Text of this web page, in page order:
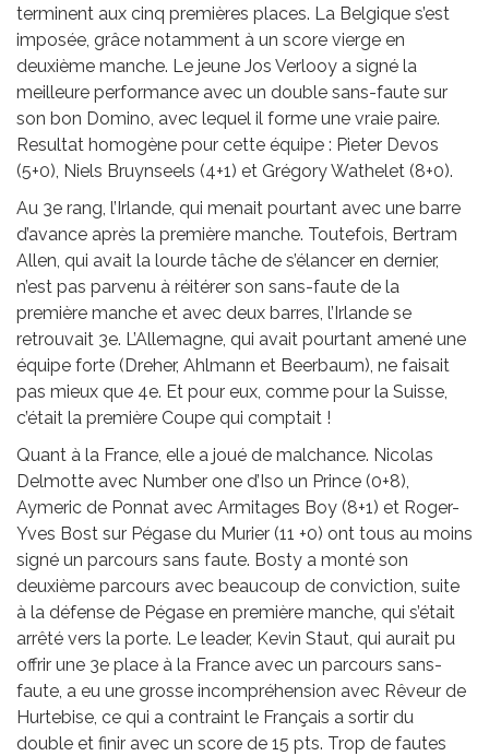
terminent aux cinq premières places. La Belgique s’est
imposée, grâce notamment à un score vierge en
deuxième manche. Le jeune Jos Verlooy a signé la
meilleure performance avec un double sans-faute sur
son bon Domino, avec lequel il forme une vraie paire.
Resultat homogène pour cette équipe : Pieter Devos
(5+0), Niels Bruynseels (4+1) et Grégory Wathelet (8+0).
Au 3e rang, l’Irlande, qui menait pourtant avec une barre
d’avance après la première manche. Toutefois, Bertram
Allen, qui avait la lourde tâche de s’élancer en dernier,
n’est pas parvenu à réitérer son sans-faute de la
première manche et avec deux barres, l’Irlande se
retrouvait 3e. L’Allemagne, qui avait pourtant amené une
équipe forte (Dreher, Ahlmann et Beerbaum), ne faisait
pas mieux que 4e. Et pour eux, comme pour la Suisse,
c’était la première Coupe qui comptait !
Quant à la France, elle a joué de malchance. Nicolas
Delmotte avec Number one d’Iso un Prince (0+8),
Aymeric de Ponnat avec Armitages Boy (8+1) et Roger-
Yves Bost sur Pégase du Murier (11 +0) ont tous au moins
signé un parcours sans faute. Bosty a monté son
deuxième parcours avec beaucoup de conviction, suite
à la défense de Pégase en première manche, qui s’était
arrêté vers la porte. Le leader, Kevin Staut, qui aurait pu
offrir une 3e place à la France avec un parcours sans-
faute, a eu une grosse incompréhension avec Rêveur de
Hurtebise, ce qui a contraint le Français a sortir du
double et finir avec un score de 15 pts. Trop de fautes